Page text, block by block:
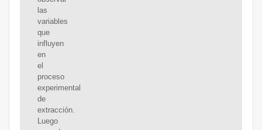
las
variables
que
influyen
en
el
proceso
experimental
de
extracción.
Luego